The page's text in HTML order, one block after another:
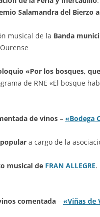
Salamandra del Bierzo a
musical de la Banda
«Por los bosques,
de RNE «El bosque
de vinos – «Bodega
a cargo de la
musical de FRAN ALLEGRE.
comentada – «Viñas de